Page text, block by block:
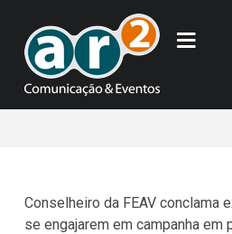
Conselheiro da FEAV conclama
se engajarem em campanha em